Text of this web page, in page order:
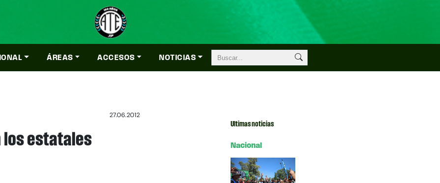
ÁREAS ACCESOS NOTICIAS
27.06.2012
los estatales
Ultimas noticias
Nacional